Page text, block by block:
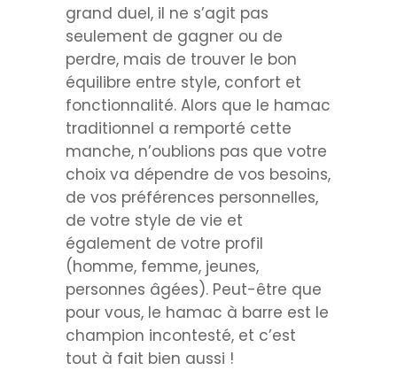
grand duel, il ne s’agit pas
seulement de gagner ou de
perdre, mais de trouver le bon
équilibre entre style, confort et
fonctionnalité. Alors que le hamac
traditionnel a remporté cette
manche, n’oublions pas que votre
choix va dépendre de vos besoins,
de vos préférences personnelles,
de votre style de vie et
également de votre profil
(homme, femme, jeunes,
personnes âgées). Peut-être que
pour vous, le hamac à barre est le
champion incontesté, et c’est
tout à fait bien aussi !